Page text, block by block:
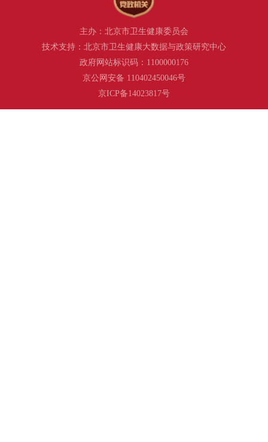
主办：北京市卫生健康委员会
技术支持：北京市卫生健康大数据与政策研究中心
政府网站标识码：1100000176
京公网安备 110402450046号
京ICP备14023817号